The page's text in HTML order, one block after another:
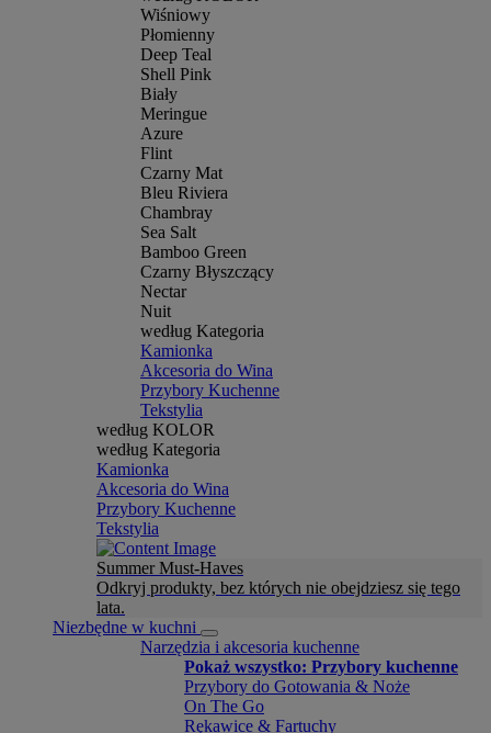
Wiśniowy
Płomienny
Deep Teal
Shell Pink
Biały
Meringue
Azure
Flint
Czarny Mat
Bleu Riviera
Chambray
Sea Salt
Bamboo Green
Czarny Błyszczący
Nectar
Nuit
według Kategoria
Kamionka
Akcesoria do Wina
Przybory Kuchenne
Tekstylia
według KOLOR
według Kategoria
Kamionka
Akcesoria do Wina
Przybory Kuchenne
Tekstylia
Summer Must-Haves
Odkryj produkty, bez których nie obejdziesz się tego
lata.
Niezbędne w kuchni
Narzędzia i akcesoria kuchenne
Pokaż wszystko: Przybory kuchenne
Przybory do Gotowania & Noże
On The Go
Rękawice & Fartuchy